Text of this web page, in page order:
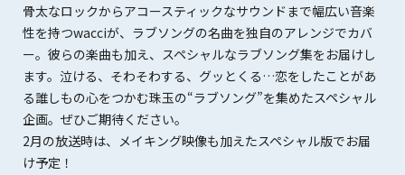
骨太なロックからアコースティックなサウンドまで幅広い音楽
性を持つwacciが、ラブソングの名曲を独自のアレンジでカバ
ー。彼らの楽曲も加え、スペシャルなラブソング集をお届けし
ます。泣ける、そわそわする、グッとくる…恋をしたことがあ
る誰しもの心をつかむ珠玉の“ラブソング”を集めたスペシャル
企画。ぜひご期待ください。
2月の放送時は、メイキング映像も加えたスペシャル版でお届
け予定！